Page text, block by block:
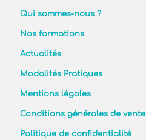
Qui sommes-nous ?
Nos formations
Actualités
Modalités Pratiques
Mentions légales
Conditions générales de vente
Politique de confidentialité